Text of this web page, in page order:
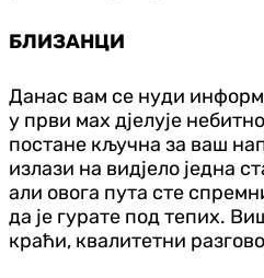
БЛИЗАНЦИ
Данас вам се нуди
у први мах д‌јелује
постане кључна за ваш
излази на вид‌јело једна
али овога пута сте
да је гурате под тепих.
краћи, квалитетни